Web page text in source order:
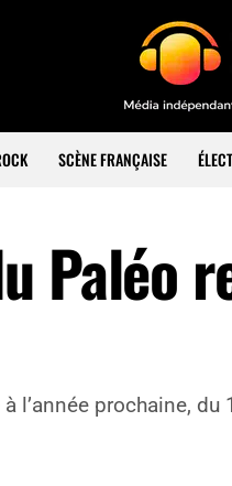
SCÈNE FRANÇAISE
Paléo
l’année prochaine,